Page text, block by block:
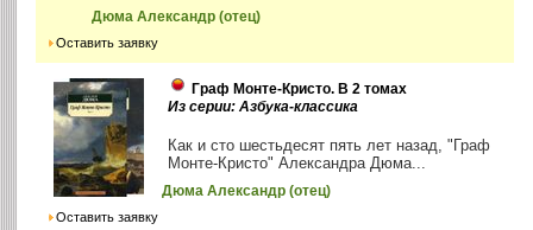
Дюма Александр (отец)
Оставить заявку
Граф Монте-Кристо. В 2 томах
Из серии: Азбука-классика
Как и сто шестьдесят пять лет назад, "Граф
Монте-Кристо" Александра Дюма...
Дюма Александр (отец)
Оставить заявку